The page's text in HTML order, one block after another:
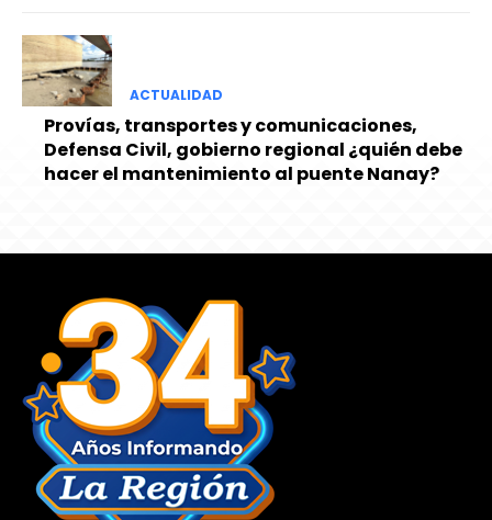
ACTUALIDAD
Provías, transportes y comunicaciones,
Defensa Civil, gobierno regional ¿quién debe
hacer el mantenimiento al puente Nanay?